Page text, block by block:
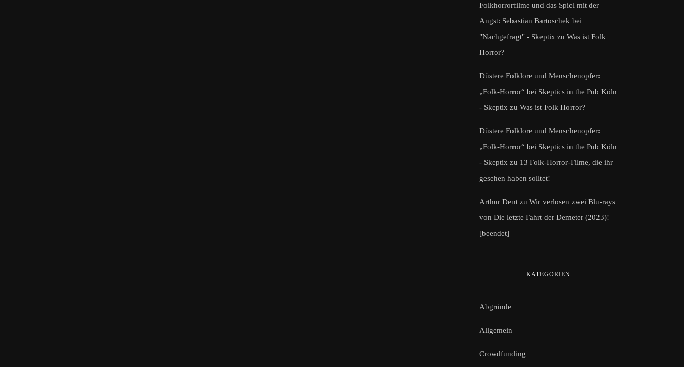
Folkhorrorfilme und das Spiel mit der
Angst: Sebastian Bartoschek bei
"Nachgefragt" - Skeptix zu Was ist Folk
Horror?
Düstere Folklore und Menschenopfer:
„Folk-Horror“ bei Skeptics in the Pub Köln
- Skeptix zu Was ist Folk Horror?
Düstere Folklore und Menschenopfer:
„Folk-Horror“ bei Skeptics in the Pub Köln
- Skeptix zu 13 Folk-Horror-Filme, die ihr
gesehen haben solltet!
Arthur Dent zu Wir verlosen zwei Blu-rays
von Die letzte Fahrt der Demeter (2023)!
[beendet]
KATEGORIEN
Abgründe
Allgemein
Crowdfunding